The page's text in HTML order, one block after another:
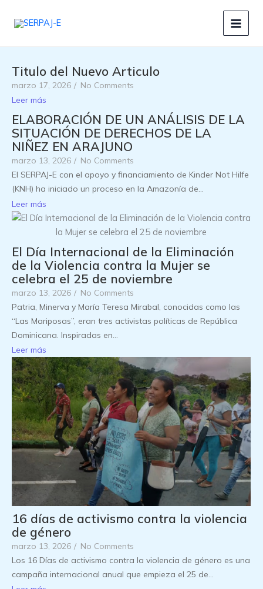
Titulo del Nuevo Articulo
marzo 17, 2026 / No Comments
Leer más
ELABORACIÓN DE UN ANÁLISIS DE LA
SITUACIÓN DE DERECHOS DE LA
NIÑEZ EN ARAJUNO
marzo 13, 2026 / No Comments
El SERPAJ-E con el apoyo y financiamiento de Kinder Not Hilfe
(KNH) ha iniciado un proceso en la Amazonía de...
Leer más
El Día Internacional de la Eliminación
de la Violencia contra la Mujer se
celebra el 25 de noviembre
marzo 13, 2026 / No Comments
Patria, Minerva y María Teresa Mirabal, conocidas como las
“Las Mariposas”, eran tres activistas políticas de República
Dominicana. Inspiradas en...
Leer más
16 días de activismo contra la violencia
de género
marzo 13, 2026 / No Comments
Los 16 Días de activismo contra la violencia de género es una
campaña internacional anual que empieza el 25 de...